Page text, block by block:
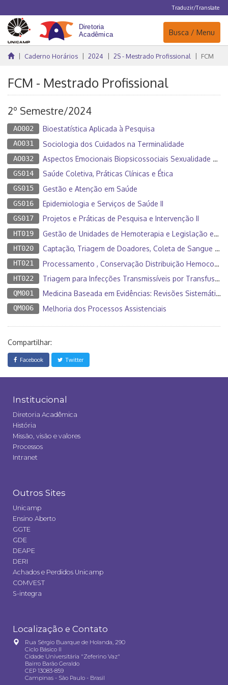
Traduzir/Translate
Navegação
Busca / Menu
Caderno Horários 2024 2S - Mestrado Profissional FCM
FCM - Mestrado Profissional
2º Semestre/2024
AO002 Bioestatística Aplicada à Pesquisa
AO031 Sociologia dos Cuidados na Terminalidade
AO032 Aspectos Emocionais Biopsicossociais Sexualidade nas Enfermidades Oncológicas
GS014 Saúde Coletiva, Práticas Clínicas e Ética
GS015 Gestão e Atenção em Saúde
GS016 Epidemiologia e Serviços de Saúde II
GS017 Projetos e Práticas de Pesquisa e Intervenção II
HT019 Gestão de Unidades de Hemoterapia e Legislação em Medicina Transfusional
HT020 Captação, Triagem de Doadores, Coleta de Sangue e Afereses
HT021 Processamento , Conservação Distribuição Hemocomponentes C. Q. e. Hemoterapia
HT022 Triagem para Infecções Transmissíveis por Transfusão M. M. A. à. Hemoterapia
QM001 Medicina Baseada em Evidências: Revisões Sistemáticas e Metanálise
QM006 Melhoria dos Processos Assistenciais
Compartilhar:
Facebook Twitter
Institucional
Diretoria Acadêmica
História
Missão, visão e valores
Processos
Intranet
Outros Sites
Unicamp
Ensino Aberto
GGTE
GDE
DEAPE
DERI
Achados e Perdidos Unicamp
COMVEST
S-integra
Localização e Contato
Rua Sérgio Buarque de Holanda, 290
Ciclo Básico II
Cidade Universitária "Zeferino Vaz"
Bairro Barão Geraldo
CEP 13083-859
Campinas - São Paulo - Brasil